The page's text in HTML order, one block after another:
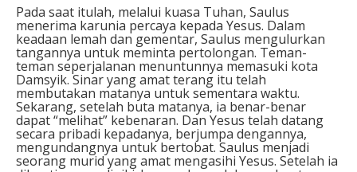
Pada saat itulah, melalui kuasa Tuhan, Saulus
menerima karunia percaya kepada Yesus. Dalam
keadaan lemah dan gementar, Saulus mengulurkan
tangannya untuk meminta pertolongan. Teman-
teman seperjalanan menuntunnya memasuki kota
Damsyik. Sinar yang amat terang itu telah
membutakan matanya untuk sementara waktu.
Sekarang, setelah buta matanya, ia benar-benar
dapat “melihat” kebenaran. Dan Yesus telah datang
secara pribadi kepadanya, berjumpa dengannya,
mengundangnya untuk bertobat. Saulus menjadi
seorang murid yang amat mengasihi Yesus. Setelah ia